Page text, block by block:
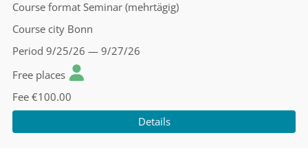
Course format Seminar (mehrtägig)
Course city Bonn
Period 9/25/26 — 9/27/26
Free places
Fee €100.00
Details